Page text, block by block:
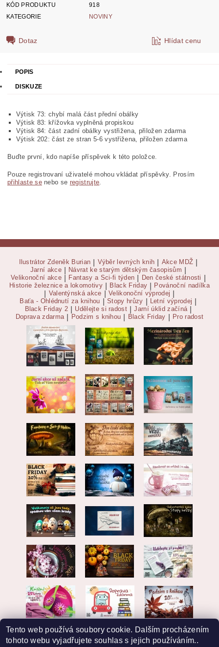
KÓD PRODUKTU
918
KATEGORIE
NOVINY
Dotaz Hlídat cenu
POPIS
DISKUZE
Výtisk 73: chybí malá část přední obálky
Výtisk 83: křížovka vyplněná propiskou
Výtisk 84: část zadní obálky vystřižena, přiložen zdarma
Výtisk 202: část ze stran 5-6 vystřižena, přiložen zdarma
Buďte první, kdo napíše příspěvek k této položce.
Pouze registrovaní uživatelé mohou vkládat příspěvky. Prosím
přihlaste senebo se registrujte.
Ilustrátor Zdeněk Burian Výběr levných knih Akce MDŽ
Jarní akce Návrat ke starým dětským časopisům
Velikonoční akce Fantasy a Sci-fi týden Den české státnosti
Historie železnice a lokomotivy Black Friday Povánoční nadílka
Valentýnská akce Velikonoční výprodej
Baťa - Ohlédnutí za knihou Stopy hrůzy Letní výprodej
Black Friday 2 Udělejte si radost Jarní úklid začíná
Doprava zdarma Podzim s knihou Black Friday Pro radost
Tento web používá soubory cookie. Dalším procházením
tohoto webu vyjadřujete souhlas s jejich používáním..